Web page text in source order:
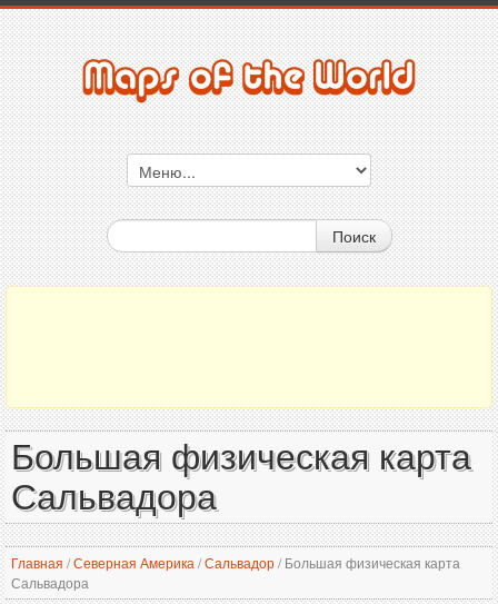
Поиск
Большая физическая карта
Сальвадора
Главная /Северная Америка /Сальвадор/Большая физическая карта
Сальвадора